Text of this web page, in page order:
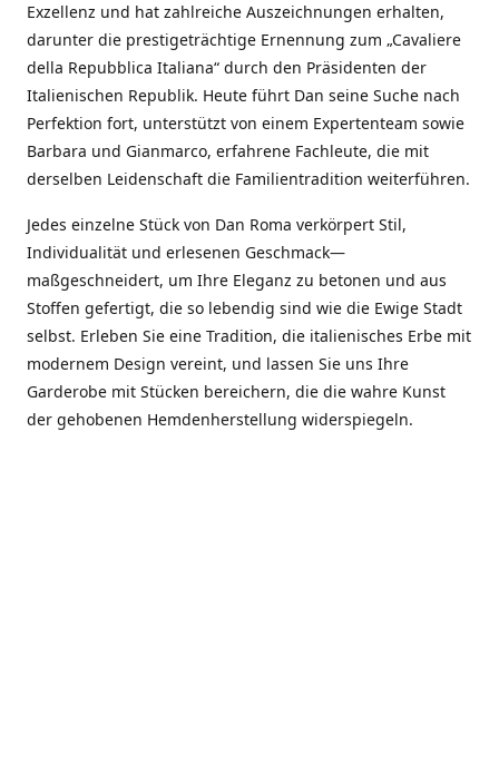
Exzellenz und hat zahlreiche Auszeichnungen erhalten,
darunter die prestigeträchtige Ernennung zum „Cavaliere
della Repubblica Italiana“ durch den Präsidenten der
Italienischen Republik. Heute führt Dan seine Suche nach
Perfektion fort, unterstützt von einem Expertenteam sowie
Barbara und Gianmarco, erfahrene Fachleute, die mit
derselben Leidenschaft die Familientradition weiterführen.
Jedes einzelne Stück von Dan Roma verkörpert Stil,
Individualität und erlesenen Geschmack—
maßgeschneidert, um Ihre Eleganz zu betonen und aus
Stoffen gefertigt, die so lebendig sind wie die Ewige Stadt
selbst. Erleben Sie eine Tradition, die italienisches Erbe mit
modernem Design vereint, und lassen Sie uns Ihre
Garderobe mit Stücken bereichern, die die wahre Kunst
der gehobenen Hemdenherstellung widerspiegeln.